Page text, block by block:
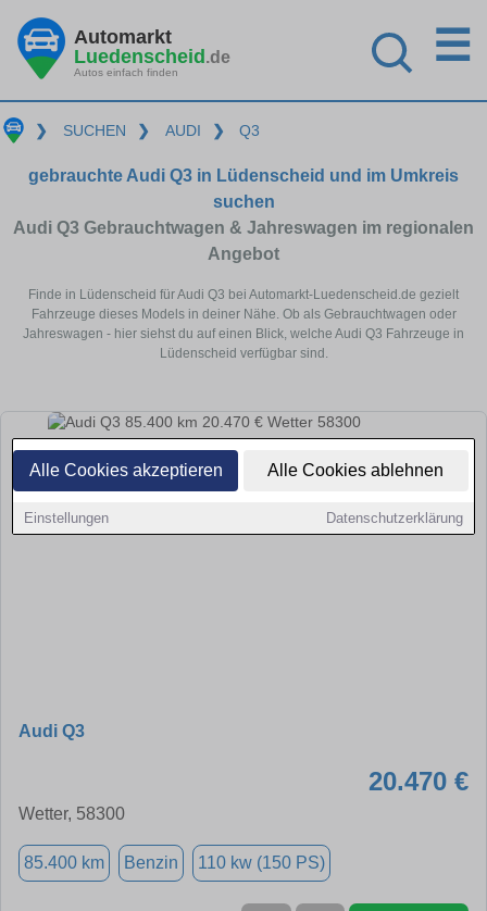
Alle Cookies akzeptieren Alle Cookies ablehnen
Einstellungen Datenschutzerklärung
Automarkt
Luedenscheid.de
Autos einfach finden
☰
❯ SUCHEN ❯ AUDI ❯ Q3
gebrauchte Audi Q3 in Lüdenscheid und im Umkreis
suchen
Audi Q3 Gebrauchtwagen & Jahreswagen im regionalen
Angebot
Finde in Lüdenscheid für Audi Q3 bei Automarkt-Luedenscheid.de gezielt
Fahrzeuge dieses Models in deiner Nähe. Ob als Gebrauchtwagen oder
Jahreswagen - hier siehst du auf einen Blick, welche Audi Q3 Fahrzeuge in
Lüdenscheid verfügbar sind.
Audi Q3
20.470 €
Wetter, 58300
85.400 km Benzin 110 kw (150 PS)